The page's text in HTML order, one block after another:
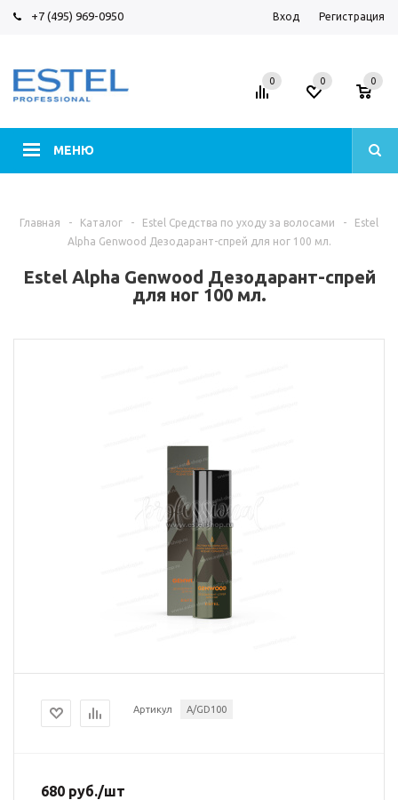
+7 (495) 969-0950 Вход Регистрация
МЕНЮ
0 0 0
Главная - Каталог - Estel Средства по уходу за волосами -
Estel
Alpha Genwood Дезодарант-спрей для ног 100 мл.
Estel Alpha Genwood Дезодарант-спрей
для ног 100 мл.
Артикул A/GD100
680 руб./шт